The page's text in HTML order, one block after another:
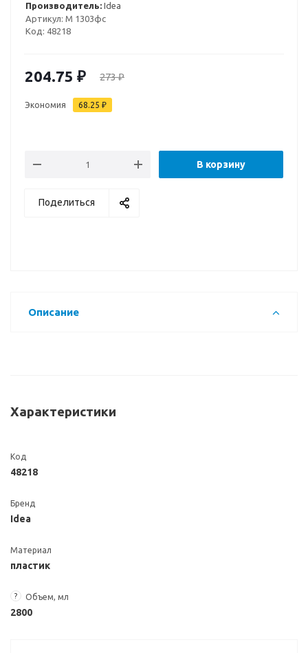
Производитель: Idea
Артикул: М 1303фс
Код: 48218
204.75 ₽ 273₽
Экономия 68.25 ₽
В корзину
Поделиться
Описание
Характеристики
Код
48218
Бренд
Idea
Материал
пластик
? Объем, мл
2800